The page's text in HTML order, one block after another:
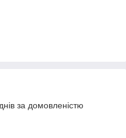
за домовленістю